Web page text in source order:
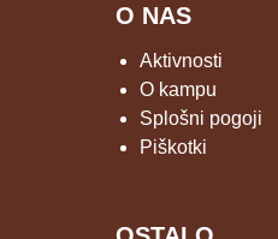
O NAS
Aktivnosti
O kampu
Splošni pogoji
Piškotki